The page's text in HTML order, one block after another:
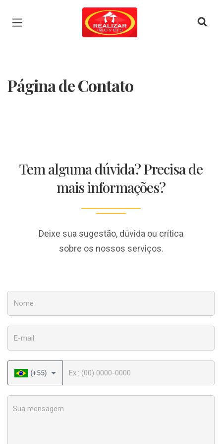
Página inicial
Página de Contato
Tem alguma dúvida? Precisa de
mais informações?
Deixe sua sugestão, dúvida ou crítica
sobre os nossos serviços.
(+55)